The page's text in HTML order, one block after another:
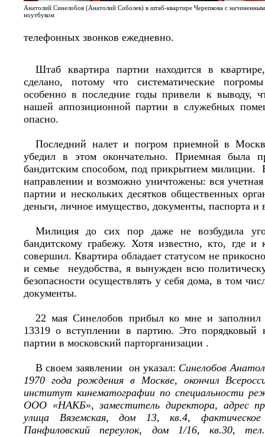
Анатолий Синелобов (Анатолий Соболев) в штаб-квартире Черепкова с
ноутбуком
телефонных звонков ежедневно.
Штаб квартира партии находится в
сделано, потому что систематические
особенно в последние годы привели к выводу,
нашей аппозиционной партии в служебных
опасно.
Последний налет и погром приемной в
убедил в этом окончательно. Приемная была
бандитским способом, под прикрытием милиции.
направлении и возможно уничтожены: вся
партии и нескольких десятков общественных
деньги, личное имущество, документы, паспорта и
Милиция до сих пор даже не возбудила
бандитскому грабежу. Хотя известно, кто, где и
совершил. Квартира обладает статусом не
и семье неудобства, я вынужден всю
безопасности осуществлять у себя дома, в том
документы.
22 мая Синелобов прибыл ко мне и заполнил
13319 о вступлении в партию. Это порядковый
партии в московский парторганизации .
В своем заявлении он указал: Синелобов
1970 года рождения в Москве, окончил
институт кинематографии по специальности
ООО «НАКБ», заместитель директора, адрес
улица Вяземская, дом 13, кв.4,
Панфиловский переулок, дом 1/16, кв.30,